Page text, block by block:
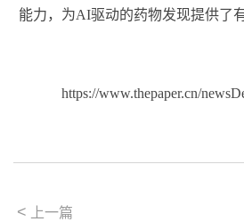
能力，为AI驱动的药物发现提供了
https://www.thepaper.cn/
< 上一篇